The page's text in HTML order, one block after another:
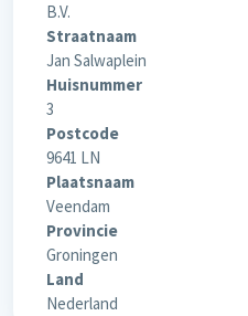
B.V.
Straatnaam
Jan Salwaplein
Huisnummer
3
Postcode
9641 LN
Plaatsnaam
Veendam
Provincie
Groningen
Land
Nederland